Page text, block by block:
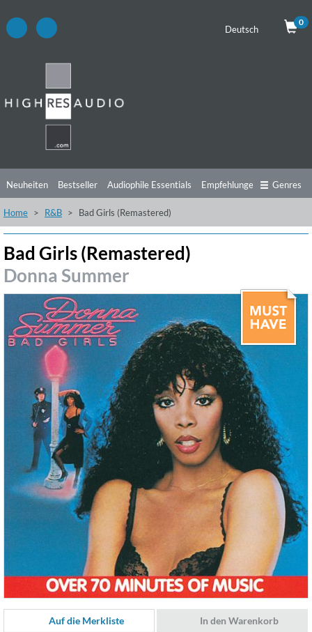
Deutsch
0
Neuheiten Bestseller Audiophile Essentials Empfehlungen
Hörtipps Top Alben Angebote Preorder
Genres
Home R&B Bad Girls (Remastered)
Bad Girls (Remastered)
Donna Summer
Auf die Merkliste In den Warenkorb